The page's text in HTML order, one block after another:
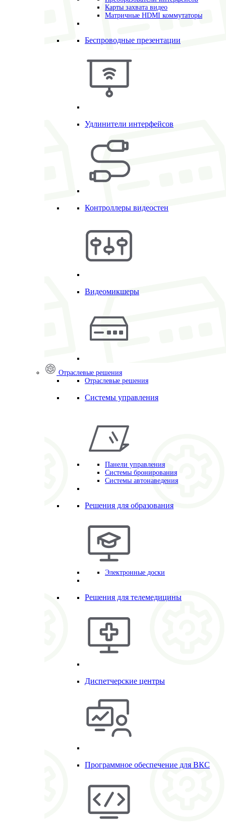
Карты захвата видео
Матричные HDMI коммутаторы
Беспроводные презентации
Удлинители интерфейсов
Контроллеры видеостен
Видеомикшеры
Отраслевые решения
Отраслевые решения
Системы управления
Панели управления
Системы бронирования
Системы автонаведения
Решения для образования
Электронные доски
Решения для телемедицины
Диспетчерские центры
Программное обеспечение для ВКС